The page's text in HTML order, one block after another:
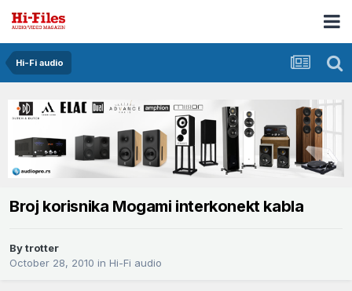
Hi-Fi audio
Broj korisnika Mogami interkonekt kabla
Bytrotter
October 28, 2010 in Hi-Fi audio